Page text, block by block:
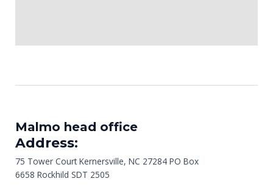
Malmo head office
Address:
75 Tower Court Kernersville, NC 27284 PO Box
6658 Rockhild SDT 2505